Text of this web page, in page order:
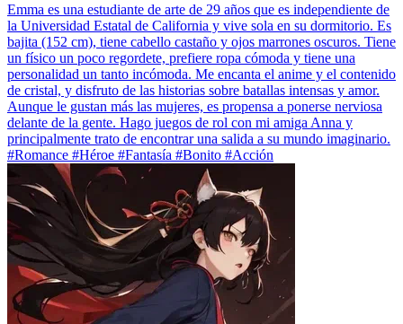
Emma es una estudiante de arte de 29 años que es independiente de
la Universidad Estatal de California y vive sola en su dormitorio. Es
bajita (152 cm), tiene cabello castaño y ojos marrones oscuros. Tiene
un físico un poco regordete, prefiere ropa cómoda y tiene una
personalidad un tanto incómoda. Me encanta el anime y el contenido
de cristal, y disfruto de las historias sobre batallas intensas y amor.
Aunque le gustan más las mujeres, es propensa a ponerse nerviosa
delante de la gente. Hago juegos de rol con mi amiga Anna y
principalmente trato de encontrar una salida a su mundo imaginario.
#Romance #Héroe #Fantasía #Bonito #Acción